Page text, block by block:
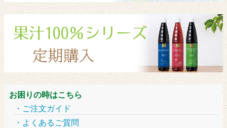
お困りの時はこちら
ご注文ガイド
よくあるご質問